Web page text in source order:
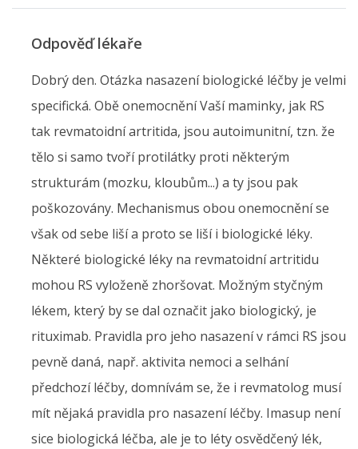
Odpověď lékaře
Dobrý den. Otázka nasazení biologické léčby je velmi
specifická. Obě onemocnění Vaší maminky, jak RS
tak revmatoidní artritida, jsou autoimunitní, tzn. že
tělo si samo tvoří protilátky proti některým
strukturám (mozku, kloubům...) a ty jsou pak
poškozovány. Mechanismus obou onemocnění se
však od sebe liší a proto se liší i biologické léky.
Některé biologické léky na revmatoidní artritidu
mohou RS vyloženě zhoršovat. Možným styčným
lékem, který by se dal označit jako biologický, je
rituximab. Pravidla pro jeho nasazení v rámci RS jsou
pevně daná, např. aktivita nemoci a selhání
předchozí léčby, domnívám se, že i revmatolog musí
mít nějaká pravidla pro nasazení léčby. Imasup není
sice biologická léčba, ale je to léty osvědčený lék,